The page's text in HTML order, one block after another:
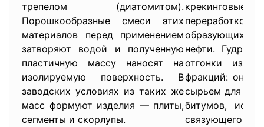
трепелом (диатомитом).
Порошкообразные смеси этих
материалов перед применением
затворяют водой и полученную
пластичную массу наносят на
изолируемую поверхность. В
заводских условиях из таких же
масс формуют изделия — плиты,
сегменты и скорлупы.
нефти. Гудрон
отгонки из
фракций: он
сырьем для
битумов,